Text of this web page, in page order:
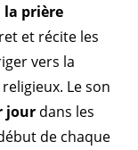
la prière
et récite les
vers la
Le son
jour dans les
de chaque